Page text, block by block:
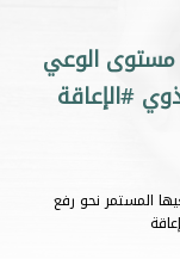
مستوى الوعي
#الإعاقة
المستمر نحو رفع